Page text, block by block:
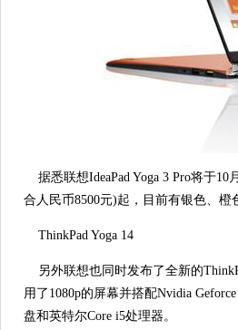
据悉联想IdeaPad Yoga 3 Pro将于10
合人民币8500元)起，目前有银色、橙
ThinkPad Yoga 14
另外联想也同时发布了全新的
用了1080p的屏幕并搭配Nvidia
盘和英特尔Core i5处理器。